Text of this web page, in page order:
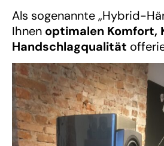
Als sogenannte „Hybrid-
Ihnen optimalen Komfort,
Handschlagqualität